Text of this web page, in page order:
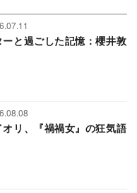
ーと過ごした記憶：櫻井敦
オリ、『禍禍女』の狂気語